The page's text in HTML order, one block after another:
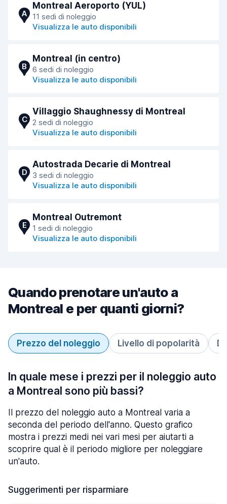
A
Montreal Aeroporto (YUL)
11 sedi di noleggio
Visualizza le auto disponibili
B
Montreal (in centro)
6 sedi di noleggio
Visualizza le auto disponibili
C
Villaggio Shaughnessy di Montreal
2 sedi di noleggio
Visualizza le auto disponibili
D
Autostrada Decarie di Montreal
3 sedi di noleggio
Visualizza le auto disponibili
E
Montreal Outremont
1 sedi di noleggio
Visualizza le auto disponibili
Quando prenotare un'auto a
Montreal e per quanti giorni?
Prezzo del noleggio Livello di popolarità
In quale mese i prezzi per il noleggio auto
a Montreal sono più bassi?
Il prezzo del noleggio auto a Montreal varia a
seconda del periodo dell'anno. Questo grafico
mostra i prezzi medi nei vari mesi per aiutarti a
scoprire qual è il periodo migliore per noleggiare
un'auto.
Suggerimenti per risparmiare